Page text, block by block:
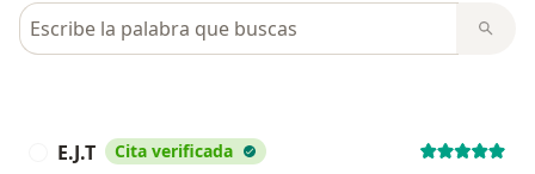
Busca en opiniones
E.J.T Cita verificada